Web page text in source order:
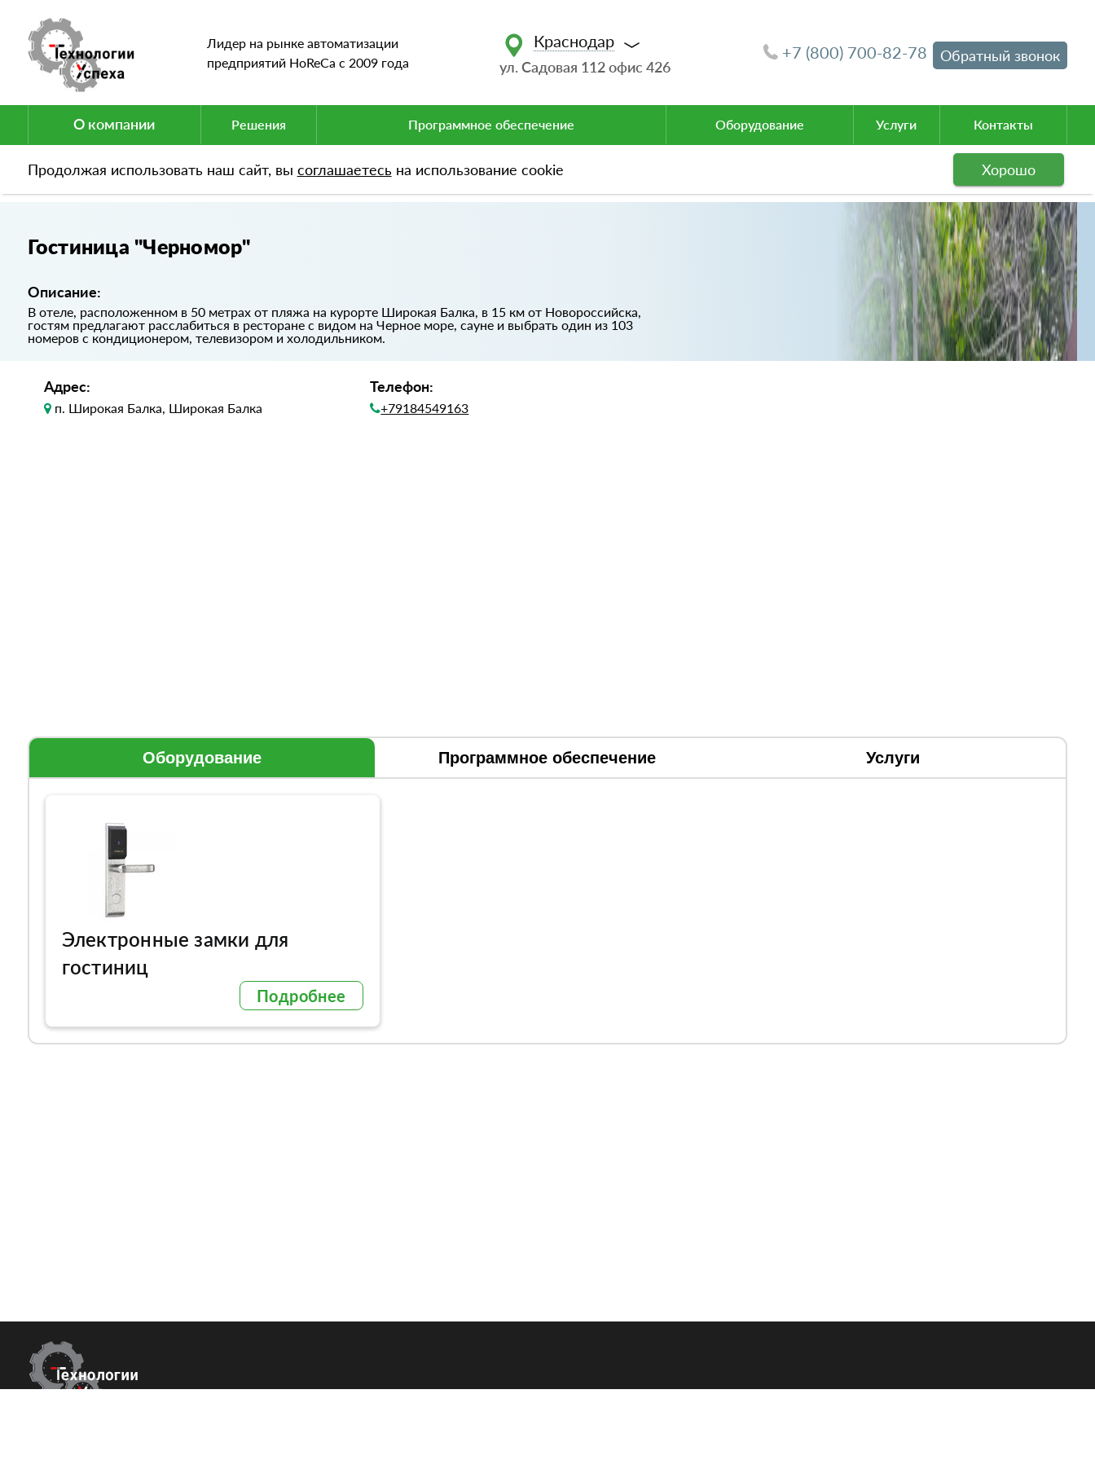
Лидер на рынке автоматизации
предприятий HoReCa c 2009 года
Краснодар
ул. Садовая 112 офис 426
+7 (800) 700-82-78 Обратный звонок
О компании Решения Программное обеспечение Оборудование Услуги Контакты
Продолжая использовать наш сайт, вы соглашаетесь на использование cookie Хорошо
Портфолио Гостиница "Черномор"
Гостиница "Черномор"
Описание:
В отеле, расположенном в 50 метрах от пляжа на курорте Широкая Балка, в 15 км от Новороссийска,
гостям предлагают расслабиться в ресторане с видом на Черное море, сауне и выбрать один из 103
номеров с кондиционером, телевизором и холодильником.
Адрес:
п. Широкая Балка, Широкая Балка
Телефон:
+79184549163
Оборудование Программное обеспечение Услуги
Электронные замки для
гостиниц
Подробнее